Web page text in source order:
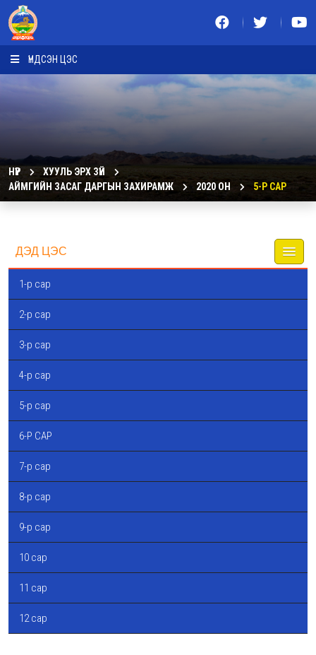
ҮНДСЭН ЦЭС
НҮҮР
ХУУЛЬ ЭРХ ЗҮЙ
АЙМГИЙН ЗАСАГ ДАРГЫН ЗАХИРАМЖ
2020 ОН 5-Р САР
ДЭД ЦЭС
1-р сар
2-р сар
3-р сар
4-р сар
5-р сар
6-Р САР
7-р сар
8-р сар
9-р сар
10 сар
11 сар
12 сар